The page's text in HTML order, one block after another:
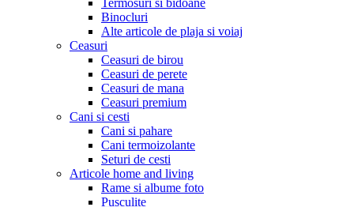
Binocluri
Alte articole de plaja si voiaj
Ceasuri
Ceasuri de birou
Ceasuri de perete
Ceasuri de mana
Ceasuri premium
Cani si cesti
Cani si pahare
Cani termoizolante
Seturi de cesti
Articole home and living
Rame si albume foto
Pusculite